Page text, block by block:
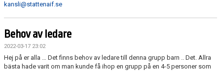
kansli@stattenaif.se
Behov av ledare
2022-03-17 23:02
Hej på er alla … Det finns behov av ledare till denna grupp barn .. Det. Allra
bästa hade varit om man kunde få ihop en grupp på en 4-5 personer som